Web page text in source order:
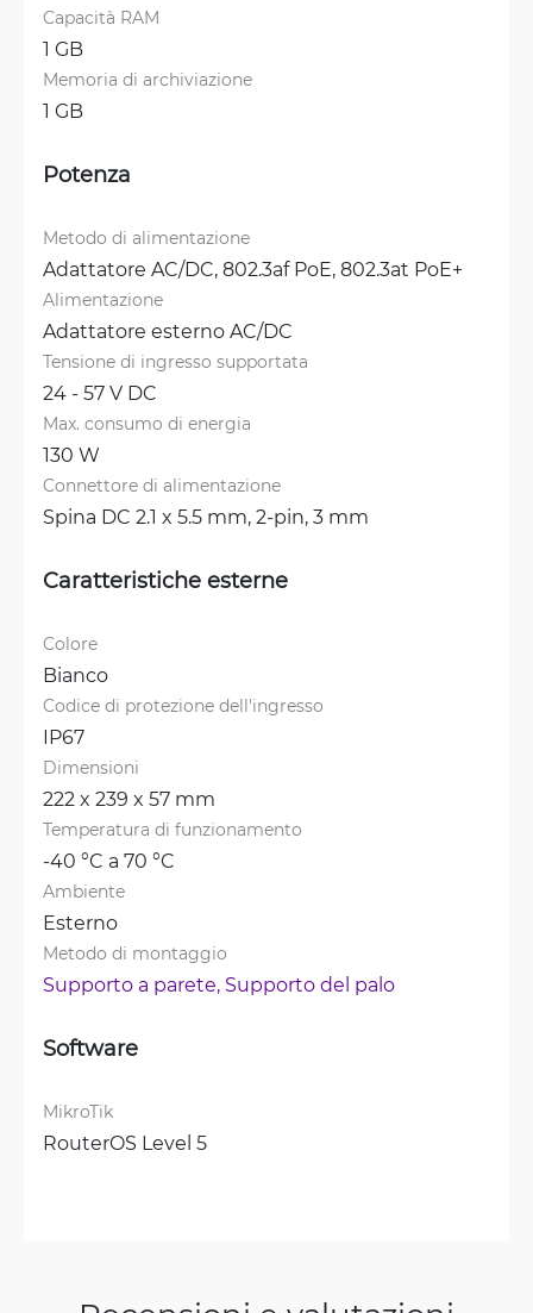
Capacità RAM
1 GB
Memoria di archiviazione
1 GB
Potenza
Metodo di alimentazione
Adattatore AC/DC, 802.3af PoE, 802.3at PoE+
Alimentazione
Adattatore esterno AC/DC
Tensione di ingresso supportata
24 - 57 V DC
Max. consumo di energia
130 W
Connettore di alimentazione
Spina DC 2.1 x 5.5 mm, 2-pin, 3 mm
Caratteristiche esterne
Colore
Bianco
Codice di protezione dell'ingresso
IP67
Dimensioni
222 x 239 x 57 mm
Temperatura di funzionamento
-40 °C a 70 °C
Ambiente
Esterno
Metodo di montaggio
Supporto a parete, Supporto del palo
Software
MikroTik
RouterOS Level 5